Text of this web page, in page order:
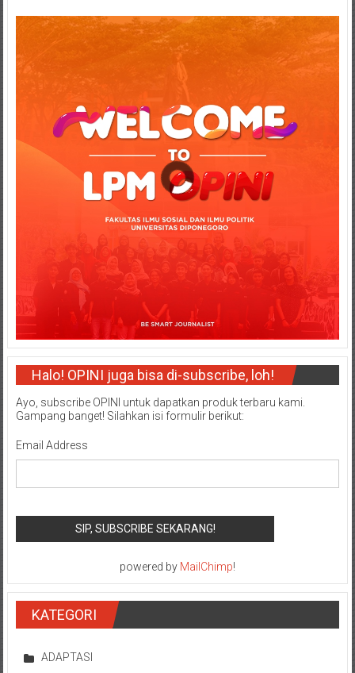
Halo! OPINI juga bisa di-subscribe, loh!
Ayo, subscribe OPINI untuk dapatkan produk terbaru kami.
Gampang banget! Silahkan isi formulir berikut:
Email Address
powered by MailChimp!
KATEGORI
ADAPTASI